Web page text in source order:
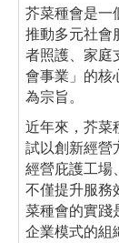
芥菜種會是一
推動多元社會
者照護、家庭
會事業」的核
為宗旨。
近年來，芥菜
試以創新經營
經營庇護工場
不僅提升服務
菜種會的實踐
企業模式的組